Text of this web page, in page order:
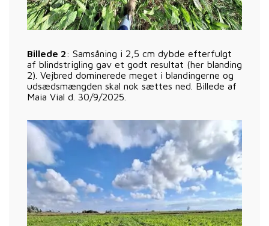
Billede 2: Samsåning i 2,5 cm dybde efterfulgt
af blindstrigling gav et godt resultat (her blanding
2). Vejbred dominerede meget i blandingerne og
udsædsmængden skal nok sættes ned. Billede af
Maia Vial d. 30/9/2025.